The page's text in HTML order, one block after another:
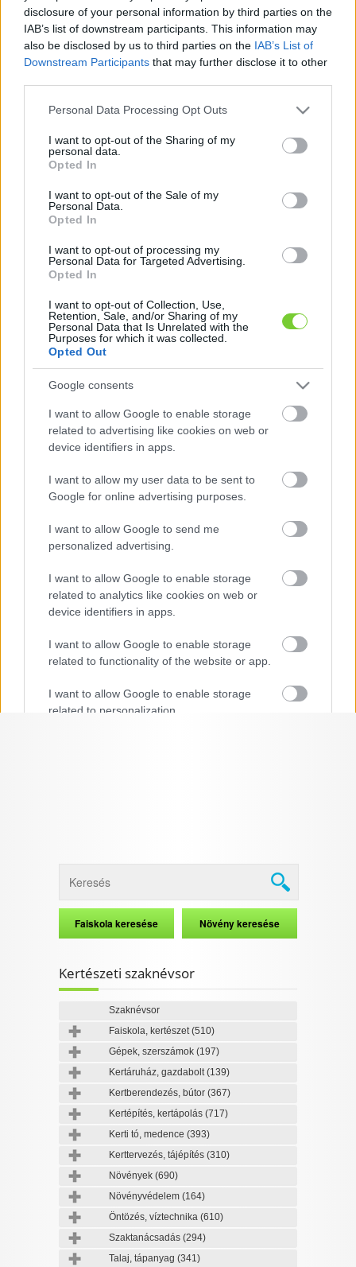
disclosure of your personal information by third parties on the
IAB’s list of downstream participants. This information may
also be disclosed by us to third parties on the IAB’s List of
Downstream Participants that may further disclose it to other
Please note that this website/app uses one or more Google
not limited to your visit or usage behaviour. You may click to
grant or deny consent to Google and its third-party tags to
use your data for below specified purposes in below Google
consent section.
Personal Data Processing Opt Outs
I want to opt-out of the Sharing of my
personal data.
Opted In
I want to opt-out of the Sale of my
Personal Data.
Opted In
I want to opt-out of processing my
Personal Data for Targeted Advertising.
Opted In
I want to opt-out of Collection, Use,
Retention, Sale, and/or Sharing of my
Personal Data that Is Unrelated with the
Purposes for which it was collected.
Opted Out
Google consents
I want to allow Google to enable storage
related to advertising like cookies on web or
device identifiers in apps.
I want to allow my user data to be sent to
Google for online advertising purposes.
I want to allow Google to send me
personalized advertising.
I want to allow Google to enable storage
related to analytics like cookies on web or
device identifiers in apps.
I want to allow Google to enable storage
related to functionality of the website or app.
I want to allow Google to enable storage
related to personalization.
Data Deletion Privacy Policy
Felhasználónév
Jelszó
rám
Elfelejtette jelszavát?
Elfelejtette felhasználónevét?
Regisztráció
Bejelentkezés
faiskola.hu
Kertészeti, kerti termékek és szolgáltatások térképes
szaknévsora
MI A FAISKOLA.HU?
143
14
13
10
16
12
7
8
6
2
3
9
14
4
2
143
14
13
10
16
12
7
6
3
14
2
Kertészeti szaknévsor
Szaknévsor
Faiskola, kertészet(510)
Gépek, szerszámok (197)
Kertáruház, gazdabolt(139)
Kertberendezés, bútor (367)
Kertépítés, kertápolás (717)
Kerti tó, medence (393)
Kerttervezés, tájépítés (310)
Növények (690)
Növényvédelem (164)
Öntözés, víztechnika (610)
Szaktanácsadás (294)
Talaj, tápanyag (341)